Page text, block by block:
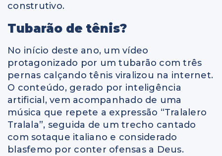
construtivo.
Tubarão de tênis?
No início deste ano, um vídeo
protagonizado por um tubarão com três
pernas calçando tênis viralizou na internet.
O conteúdo, gerado por inteligência
artificial, vem acompanhado de uma
música que repete a expressão “Tralalero
Tralala”, seguida de um trecho cantado
com sotaque italiano e considerado
blasfemo por conter ofensas a Deus.